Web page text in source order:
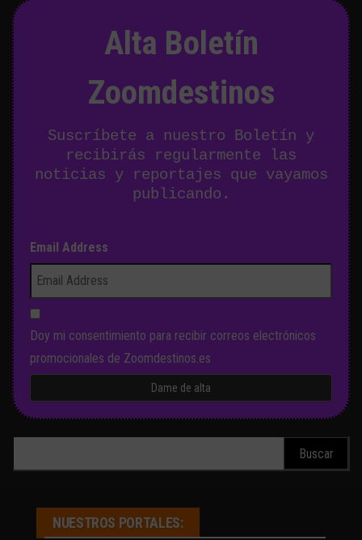
Alta Boletín
Zoomdestinos
Suscríbete a nuestro Boletín y
recibirás regularmente las
noticias y reportajes que vayamos
publicando.
Email Address
Doy mi consentimiento para recibir correos electrónicos
promocionales de Zoomdestinos.es
NUESTROS PORTALES: